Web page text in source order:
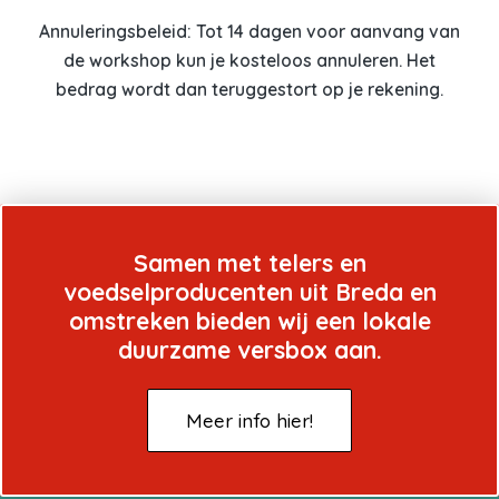
Annuleringsbeleid: Tot 14 dagen voor aanvang van
de workshop kun je kosteloos annuleren. Het
bedrag wordt dan teruggestort op je rekening.
Samen met telers en
voedselproducenten uit Breda en
omstreken bieden wij een lokale
duurzame versbox aan.
Meer info hier!